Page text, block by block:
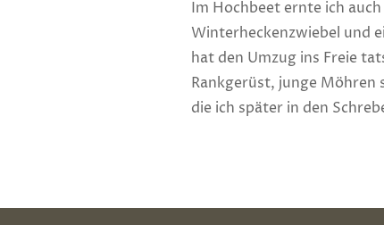
Im Hochbeet ernte ich
Winterheckenzwiebel und
hat den Umzug ins Freie
Rankgerüst, junge Möhren
die ich später in den